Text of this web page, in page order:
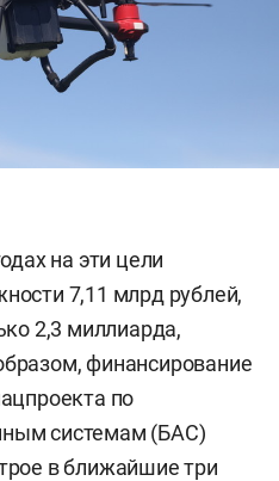
на эти цели
7,11 млрд рублей,
2,3 миллиарда,
финансирование
по
системам (БАС)
в ближайшие три